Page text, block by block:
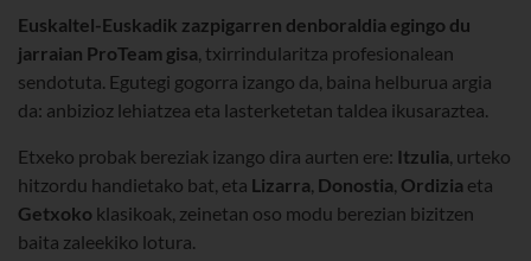
Euskaltel-Euskadik zazpigarren denboraldia egingo du
jarraian ProTeam gisa, txirrindularitza profesionalean
sendotuta. Egutegi gogorra izango da, baina helburua argia
da: anbizioz lehiatzea eta lasterketetan taldea ikusaraztea.
Etxeko probak bereziak izango dira aurten ere: Itzulia, urteko
hitzordu handietako bat, eta Lizarra, Donostia, Ordizia eta
Getxoko klasikoak, zeinetan oso modu berezian bizitzen
baita zaleekiko lotura.